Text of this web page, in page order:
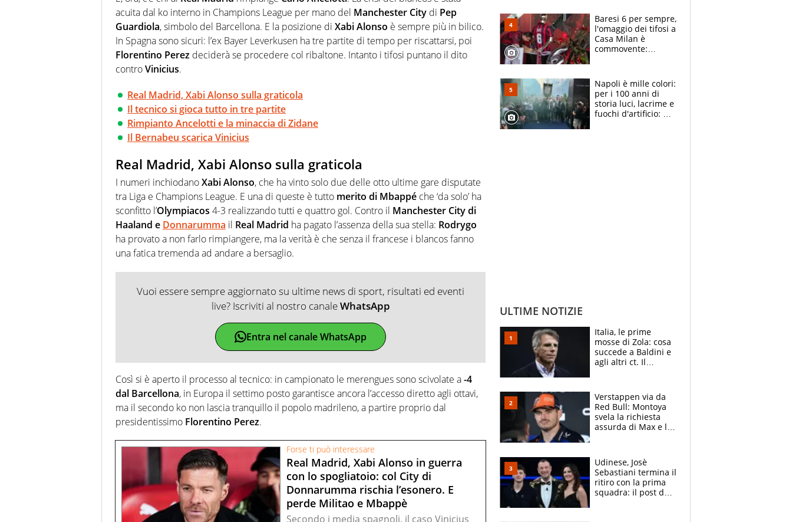
guai a dirgli di no
acuita dal ko interno in Champions League per mano del Manchester City di Pep
Guardiola, simbolo del Barcellona. E la posizione di Xabi Alonso è sempre più in bilico.
In Spagna sono sicuri: l’ex Bayer Leverkusen ha tre partite di tempo per riscattarsi, poi
Florentino Perez deciderà se procedere col ribaltone. Intanto i tifosi puntano il dito
controVinicius.
Real Madrid, Xabi Alonso sulla graticola
Il tecnico si gioca tutto in tre partite
Rimpianto Ancelotti e la minaccia di Zidane
Il Bernabeu scarica Vinicius
Real Madrid, Xabi Alonso sulla graticola
I numeri inchiodanoXabi Alonso, che ha vinto solo due delle otto ultime gare disputate
tra Liga e Champions League. E una di queste è tutto merito di Mbappé che ‘da solo’ ha
sconfitto l’Olympiacos 4-3 realizzando tutti e quattro gol. Contro il Manchester City di
Haaland e Donnarumma il Real Madrid ha pagato l’assenza della sua stella: Rodrygo
ha provato a non farlo rimpiangere, ma la verità è che senza il francese i blancos fanno
una fatica tremenda ad andare a bersaglio.
Vuoi essere sempre aggiornato su ultime news di sport, risultati ed eventi
live? Iscriviti al nostro canaleWhatsApp
Entra nel canale WhatsApp
Così si è aperto il processo al tecnico: in campionato le merengues sono scivolate a-4
dal Barcellona, in Europa il settimo posto garantisce ancora l’accesso diretto agli ottavi,
ma il secondo ko non lascia tranquillo il popolo madrileno, a partire proprio dal
presidentissimo Florentino Perez.
Forse ti può interessare
Real Madrid, Xabi Alonso in guerra
con lo spogliatoio: col City di
Donnarumma rischia l’esonero. E
perde Militao e Mbappè
Secondo i media spagnoli, il caso Vinicius
circondati
dall'affetto dei tifosi
Baresi 6 per sempre,
l'omaggio dei tifosi a
Casa Milan è
commovente:
bigliettini
Napoli è mille colori:
per i 100 anni di
storia luci, lacrime e
fuochi d'artificio: De
ULTIME NOTIZIE
Italia, le prime
mosse di Zola: cosa
succede a Baldini e
agli altri ct. Il
azzurri
Verstappen via da
Red Bull: Montoya
svela la richiesta
assurda di Max e lo
McLaren siano
meglio?”
Udinese, Josè
Sebastiani termina il
ritiro con la prima
squadra: il post del